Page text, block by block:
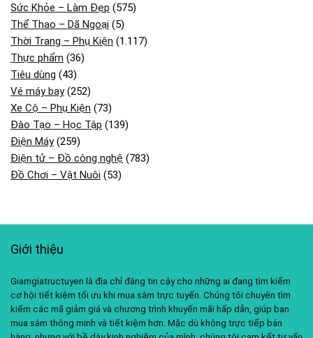
Sức Khỏe – Làm Đẹp (575)
Thể Thao – Dã Ngoại (5)
Thời Trang – Phụ Kiện (1.117)
Thực phẩm (36)
Tiêu dùng (43)
Vé máy bay(252)
Xe Cộ – Phụ Kiện (73)
Đào Tạo – Học Tập (139)
Điện Máy(259)
Điện tử – Đồ công nghệ (783)
Đồ Chơi – Vật Nuôi (53)
Giới thiệu
Giamgiatructuyen là địa chỉ đáng tin cậy cho những ai đang tìm kiếm
cơ hội tiết kiệm tối ưu khi mua sắm trực tuyến. Chúng tôi chuyên tìm
kiếm các mã giảm giá và chương trình khuyến mãi hấp dẫn, giúp bạn
mua sắm thông minh và tiết kiệm hơn. Mặc dù không trực tiếp bán